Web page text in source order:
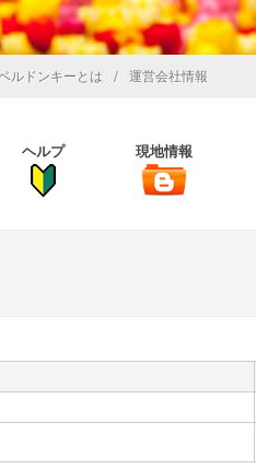
ルドンキーとは / 運営会社情報
ヘルプ 現地情報